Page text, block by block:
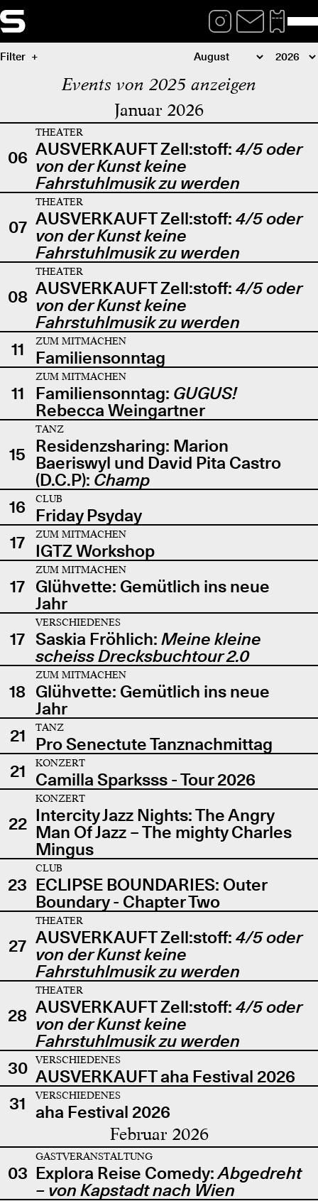
Filter
Events von 2025 anzeigen
Januar 2026
06
THEATER
AUSVERKAUFT Zell:stoff: 4/5 oder
von der Kunst keine
Fahrstuhlmusik zu werden
07
THEATER
AUSVERKAUFT Zell:stoff: 4/5 oder
von der Kunst keine
Fahrstuhlmusik zu werden
08
THEATER
AUSVERKAUFT Zell:stoff: 4/5 oder
von der Kunst keine
Fahrstuhlmusik zu werden
11
ZUM MITMACHEN
Familiensonntag
11
ZUM MITMACHEN
Familiensonntag: GUGUS!
Rebecca Weingartner
15
TANZ
Residenzsharing: Marion
Baeriswyl und David Pita Castro
(D.C.P): Champ
16
CLUB
Friday Psyday
17
ZUM MITMACHEN
IGTZ Workshop
17
ZUM MITMACHEN
Glühvette: Gemütlich ins neue
Jahr
17
VERSCHIEDENES
Saskia Fröhlich: Meine kleine
scheiss Drecksbuchtour 2.0
18
ZUM MITMACHEN
Glühvette: Gemütlich ins neue
Jahr
21
TANZ
Pro Senectute Tanznachmittag
21
KONZERT
Camilla Sparksss - Tour 2026
22
KONZERT
Intercity Jazz Nights: The Angry
Man Of Jazz – The mighty Charles
Mingus
23
CLUB
ECLIPSE BOUNDARIES: Outer
Boundary - Chapter Two
27
THEATER
AUSVERKAUFT Zell:stoff: 4/5 oder
von der Kunst keine
Fahrstuhlmusik zu werden
28
THEATER
AUSVERKAUFT Zell:stoff: 4/5 oder
von der Kunst keine
Fahrstuhlmusik zu werden
30
VERSCHIEDENES
AUSVERKAUFT aha Festival 2026
31
VERSCHIEDENES
aha Festival 2026
Februar 2026
03
GASTVERANSTALTUNG
Explora Reise Comedy:Abgedreht
– von Kapstadt nach Wien